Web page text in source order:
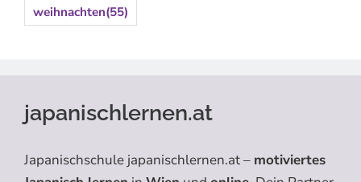
weihnachten(55)
japanischlernen.at
Japanischschule japanischlernen.at – motiviertes